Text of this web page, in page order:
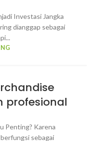
Investasi Jangka
dianggap sebagai
profesional
Penting? Karena
sebagai